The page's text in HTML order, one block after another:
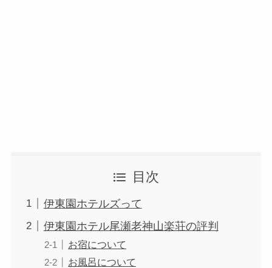
目次
伊東園ホテルズって
伊東園ホテル尾瀬老神山楽荘の評判
お宿について
お風呂について